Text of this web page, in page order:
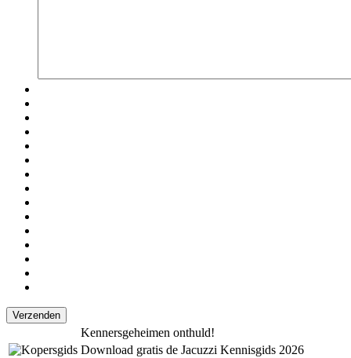
Kennersgeheimen onthuld!
Download gratis de Jacuzzi Kennisgids 2026